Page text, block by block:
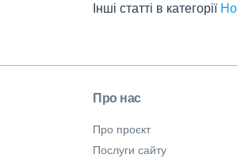
Інші статті в категорії
Про нас
Про проєкт
Послуги сайту